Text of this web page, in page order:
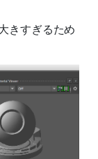
きすぎるため